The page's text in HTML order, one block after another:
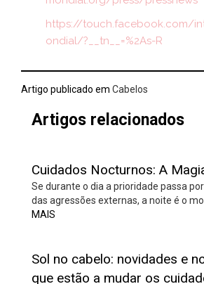
https://touch.facebook.com/
ondial/?__tn__=%2As-R
Artigo publicado em Cabelos
Artigos relacionados
Cuidados Nocturnos: A
Se durante o dia a prioridade passa
das agressões externas, a noite é o
MAIS
Sol no cabelo: novidades e
que estão a mudar os